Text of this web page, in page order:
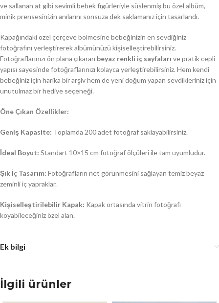
ve sallanan at gibi sevimli bebek figürleriyle süslenmiş bu özel albüm,
minik prensesinizin anılarını sonsuza dek saklamanız için tasarlandı.
Kapağındaki özel çerçeve bölmesine bebeğinizin en sevdiğiniz
fotoğrafını yerleştirerek albümünüzü kişiselleştirebilirsiniz.
Fotoğraflarınızı ön plana çıkaran beyaz renkli iç sayfaları ve pratik cepli
yapısı sayesinde fotoğraflarınızı kolayca yerleştirebilirsiniz. Hem kendi
bebeğiniz için harika bir arşiv hem de yeni doğum yapan sevdikleriniz için
unutulmaz bir hediye seçeneği.
Öne Çıkan Özellikler:
Geniş Kapasite: Toplamda 200 adet fotoğraf saklayabilirsiniz.
İdeal Boyut: Standart 10×15 cm fotoğraf ölçüleri ile tam uyumludur.
Şık İç Tasarım: Fotoğrafların net görünmesini sağlayan temiz beyaz
zeminli iç yapraklar.
Kişiselleştirilebilir Kapak: Kapak ortasında vitrin fotoğrafı
koyabileceğiniz özel alan.
Ek bilgi
İlgili ürünler